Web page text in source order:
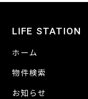
LIFE STATION
ホーム
物件検索
お知らせ